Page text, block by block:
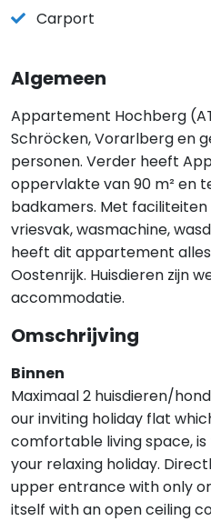
Carport
Algemeen
Appartement Hochberg
Schröcken, Vorarlberg en
personen. Verder heeft
oppervlakte van 90 m² en
badkamers. Met faciliteiten
vriesvak, wasmachine,
heeft dit appartement
Oostenrijk. Huisdieren zijn
accommodatie.
Omschrijving
Binnen
Maximaal 2 huisdieren/
our inviting holiday flat
comfortable living space,
your relaxing holiday.
upper entrance with only
itself with an open ceiling